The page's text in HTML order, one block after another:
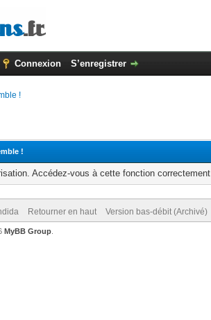
Connexion S’enregistrer
!
!
Accédez-vous à cette fonction
Retourner en haut Version bas-débit (Archivé)
MyBB Group